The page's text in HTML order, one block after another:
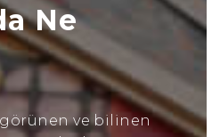
Ne
ve bilinen